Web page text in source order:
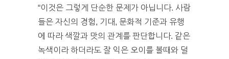
“이것은 그렇게 단순한 문제가 아닙니다. 사람
들은 자신의 경험, 기대, 문화적 기준과 유행
에 따라 색깔과 맛의 관계를 판단합니다. 같은
녹색이라 하더라도 잘 익은 오이를 볼때와 덜